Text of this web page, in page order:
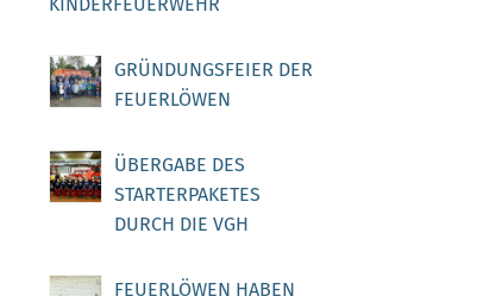
GRÜNDUNGSFEIER DER
FEUERLÖWEN
ÜBERGABE DES
STARTERPAKETES
DURCH DIE VGH
FEUERLÖWEN HABEN